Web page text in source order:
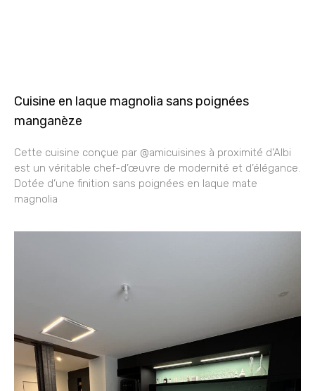
Cuisine en laque magnolia sans poignées
manganèze
Cette cuisine conçue par @amicuisines à proximité d’Albi
est un véritable chef-d’œuvre de modernité et d’élégance.
Dotée d’une finition sans poignées en laque mate
magnolia